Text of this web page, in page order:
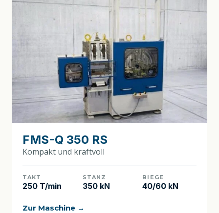
FMS-Q 350 RS
Kompakt und kraftvoll
TAKT
250 T/min
STANZ
350 kN
BIEGE
40/60 kN
Zur Maschine →